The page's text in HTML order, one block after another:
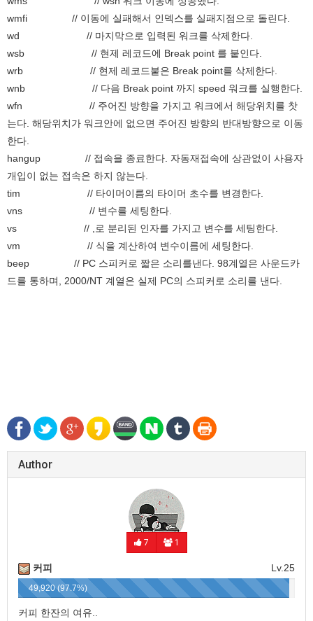
wmfi // 이동에 실패해서 인덱스를 실패지점으로 돌린다.
wd // 마지막으로 입력된 워크를 삭제한다.
wsb // 현제 레코드에 Break point 를 붙인다.
wrb // 현제 레코드붙은 Break point를 삭제한다.
wnb // 다음 Break point 까지 speed 워크를 실행한다.
wfn // 주어진 방향을 가지고 워크에서 해당위치를 찻
는다. 해당위치가 워크안에 없으면 주어진 방향의 반대방향으로 이동
한다.
hangup // 접속을 종료한다. 자동재접속에 상관없이 사용자
개입이 없는 접속은 하지 않는다.
tim // 타이머이름의 타이머 초수를 변경한다.
vns // 변수를 세팅한다.
vs // ,로 분리된 인자를 가지고 변수를 세팅한다.
vm // 식을 계산하여 변수이름에 세팅한다.
beep // PC 스피커로 짧은 소리를낸다. 98계열은 사운드카
드를 통하며, 2000/NT 계열은 실제 PC의 스피커로 소리를 낸다.
Author
7 1
Lv.25
커피
49,920 (97.7%)
커피 한잔의 여유..